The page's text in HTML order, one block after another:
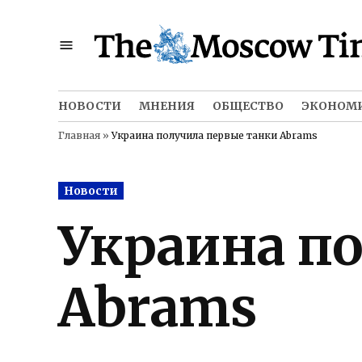
НОВОСТИ МНЕНИЯ ОБЩЕСТВО
Главная »Украина получила первые танки Abrams
Posted
in
Новости
Украина
Abrams